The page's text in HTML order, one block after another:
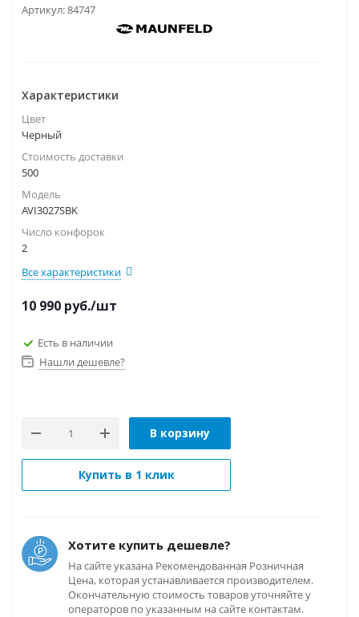
Артикул:84747
Характеристики
Цвет
Черный
Стоимость доставки
500
Модель
AVI3027SBK
Число конфорок
2
Все характеристики
10 990 руб./шт
Есть в наличии
Нашли дешевле?
В корзину
Купить в 1 клик
Хотите купить дешевле?
На сайте указана Рекомендованная Розничная
Цена, которая устанавливается производителем.
Окончательную стоимость товаров уточняйте у
операторов по указанным на сайте контактам.